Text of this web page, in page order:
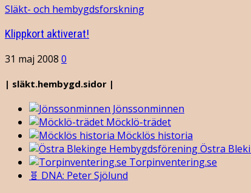
Släkt- och hembygdsforskning
Klippkort aktiverat!
31 maj 2008 0
| släkt.hembygd.sidor |
Jönssonminnen
Möcklö-trädet
Möcklös historia
Östra
Torpinventering.se
🧬 DNA: Peter Sjölund